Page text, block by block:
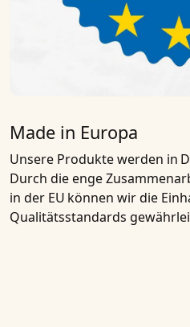
Made in Europa
Unsere Produkte werden in
Durch die enge
in der EU können wir die
Qualitätsstandards